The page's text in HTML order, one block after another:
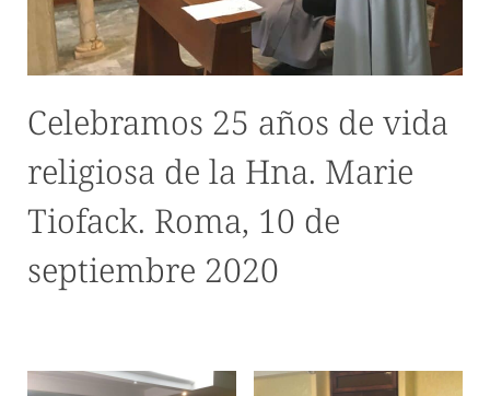
Celebramos 25 años de vida
religiosa de la Hna. Marie
Tiofack. Roma, 10 de
septiembre 2020